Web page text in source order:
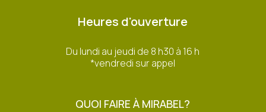
Heures d'ouverture
Du lundi au jeudi de 8 h30 à 16 h
*vendredi sur appel
QUOI FAIRE À MIRABEL?